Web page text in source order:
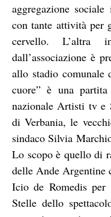
aggregazione
con tante attività per
cervello. L’altra
dall’associazione è
allo stadio comunale
cuore” è una
nazionale Artisti tv e
di Verbania, le
sindaco Silvia
Lo scopo è quello di
delle Ande Argentine
Icio de Romedis
Stelle dello